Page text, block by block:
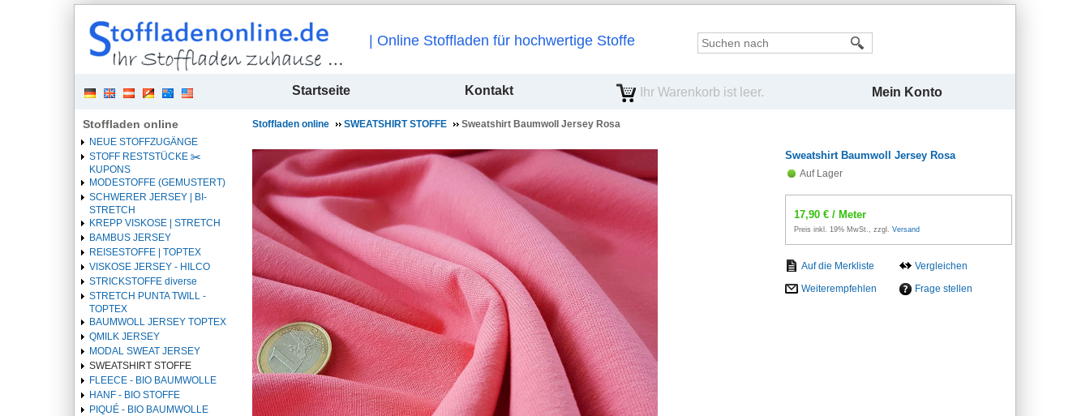
| Online Stoffladen für hochwertige Stoffe
Startseite Kontakt Ihr Warenkorb ist leer. Mein Konto
Stoffladen online
NEUE STOFFZUGÄNGE
STOFF RESTSTÜCKE ✂️️
KUPONS
MODESTOFFE (GEMUSTERT)
SCHWERER JERSEY | BI-
STRETCH
KREPP VISKOSE | STRETCH
BAMBUS JERSEY
REISESTOFFE | TOPTEX
VISKOSE JERSEY - HILCO
STRICKSTOFFE diverse
STRETCH PUNTA TWILL -
TOPTEX
BAUMWOLL JERSEY TOPTEX
QMILK JERSEY
MODAL SWEAT JERSEY
SWEATSHIRT STOFFE
FLEECE - BIO BAUMWOLLE
HANF - BIO STOFFE
PIQUÉ - BIO BAUMWOLLE
Stoffladen online SWEATSHIRT STOFFE Sweatshirt Baumwoll Jersey Rosa
Sweatshirt Baumwoll Jersey Rosa
Auf Lager
17,90 € / Meter
Preis inkl. 19% MwSt., zzgl. Versand
Vergleichen
Weiterempfehlen
Frage stellen